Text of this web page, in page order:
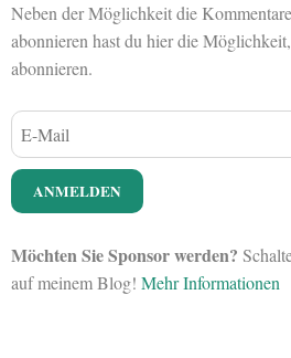
Neben der Möglichkeit die
abonnieren hast du hier die
abonnieren.
Möchten Sie Sponsor werden?
auf meinem Blog! Mehr Informationen